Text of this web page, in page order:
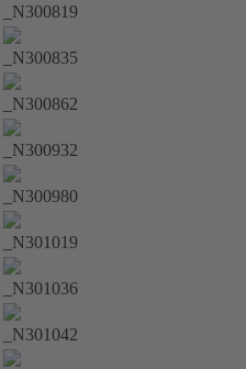
_N300819
_N300835
_N300862
_N300932
_N300980
_N301019
_N301036
_N301042